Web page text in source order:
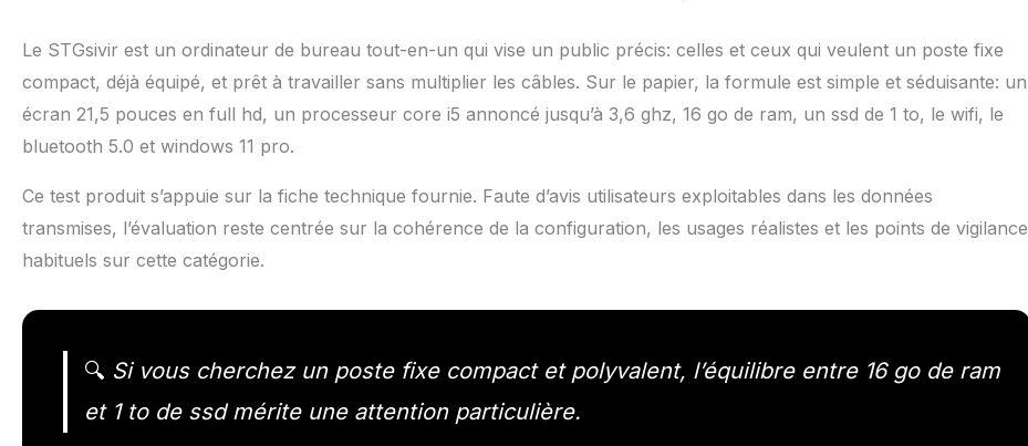
Le STGsivir est un ordinateur de bureau tout-en-un qui vise un public précis: celles et ceux qui veulent un poste fixe
compact, déjà équipé, et prêt à travailler sans multiplier les câbles. Sur le papier, la formule est simple et séduisante: un
écran 21,5 pouces en full hd, un processeur core i5 annoncé jusqu’à 3,6 ghz, 16 go de ram, un ssd de 1 to, le wifi, le
bluetooth 5.0 et windows 11 pro.
Ce test produit s’appuie sur la fiche technique fournie. Faute d’avis utilisateurs exploitables dans les données
transmises, l’évaluation reste centrée sur la cohérence de la configuration, les usages réalistes et les points de vigilance
habituels sur cette catégorie.
🔍 Si vous cherchez un poste fixe compact et polyvalent, l’équilibre entre 16 go de ram
et 1 to de ssd mérite une attention particulière.